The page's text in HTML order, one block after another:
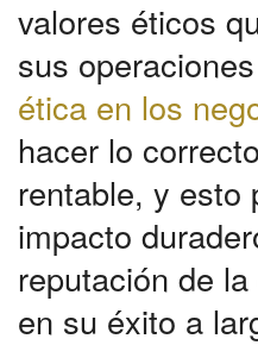
valores éticos
sus
ética en los
hacer lo
rentable, y esto
impacto
reputación de
en su éxito a